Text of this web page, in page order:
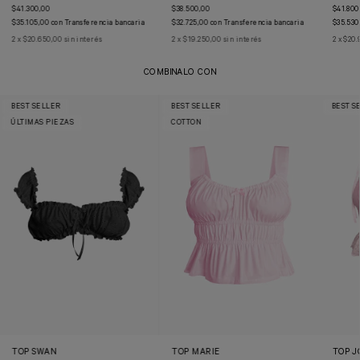
$41.300,00
$35.105,00con Transferencia bancaria
2 x $20.650,00 sin interés
$38.500,00
$32.725,00con Transferencia bancaria
2 x$19.250,00 sin interés
2 x
COMBINALO CON
TOP SWAN
BEST SELLER
ÚLTIMAS PIEZAS
TOP MARIE
BEST SELLER
COTTON
TOP
BEST